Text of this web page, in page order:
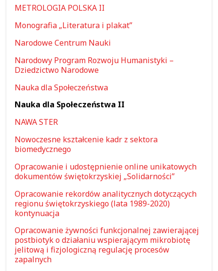
METROLOGIA POLSKA II
Monografia „Literatura i plakat”
Narodowe Centrum Nauki
Narodowy Program Rozwoju Humanistyki –
Dziedzictwo Narodowe
Nauka dla Społeczeństwa
Nauka dla Społeczeństwa II
NAWA STER
Nowoczesne kształcenie kadr z sektora
biomedycznego
Opracowanie i udostępnienie online unikatowych
dokumentów świętokrzyskiej „Solidarności”
Opracowanie rekordów analitycznych dotyczących
regionu świętokrzyskiego (lata 1989-2020)
kontynuacja
Opracowanie żywności funkcjonalnej zawierającej
postbiotyk o działaniu wspierającym mikrobiotę
jelitową i fizjologiczną regulację procesów
zapalnych